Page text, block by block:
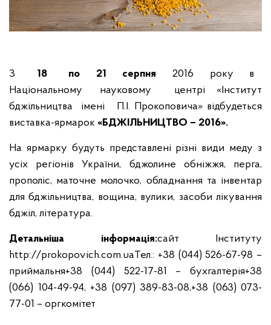
З 18 по 21 серпня
2016 року в
Національному науковому центрі «Інститут
бджільництва імені П.І. Прокоповича» відбудеться
виставка-ярмарок «БДЖІЛЬНИЦТВО – 2016».
На ярмарку будуть представлені різні види меду з
усіх регіонів України, бджолине обніжжя, перга,
прополіс, маточне молочко, обладнання та інвентар
для бджільництва, вощина, вулики, засоби лікування
бджіл, література.
Детальніша інформація:сайт Інституту
http://prokopovich.com.uaТел.: +38 (044) 526-67-98 –
приймальня+38 (044) 522-17-81 – бухгалтерія+38
(066) 104-49-94, +38 (097) 389-83-08,+38 (063) 073-
77-01 – оргкомітет